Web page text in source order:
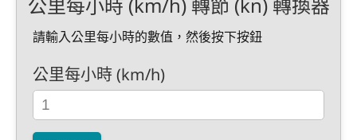
請輸入公里每小時的數值，然後按下按鈕
公里每小時 (km/h)